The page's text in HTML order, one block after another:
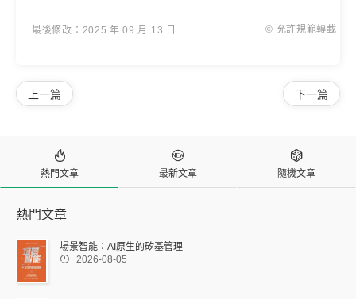
最後修改：2025 年 09 月 13 日 © 允許規範轉載
下一篇
上一篇

熱門文章

最新文章

隨機文章
熱門文章
場景智能：AI原生的矽基管理
 2026-08-05